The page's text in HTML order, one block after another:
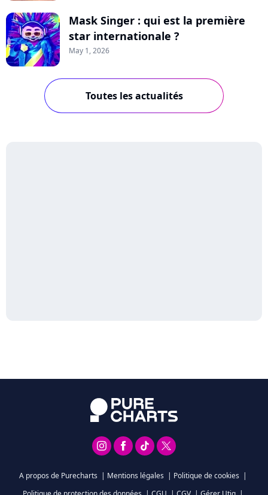
Mask Singer : qui est la première
star internationale ?
May 1, 2026
Toutes les actualités
A propos de Purecharts | Mentions légales | Politique de cookies |